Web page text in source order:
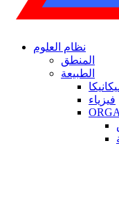
نظام العلوم
المنطق
الطبيعة
فيزياء